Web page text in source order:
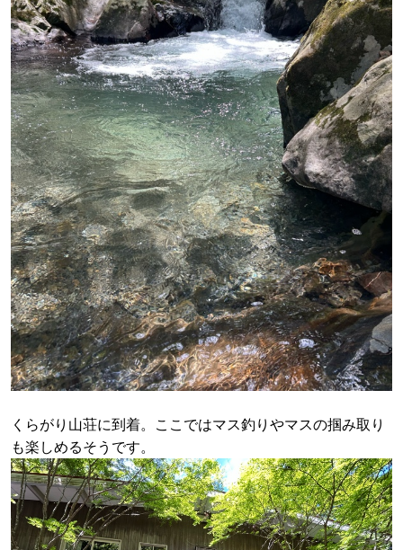
くらがり山荘に到着。ここではマス釣りやマスの掴み取り
も楽しめるそうです。